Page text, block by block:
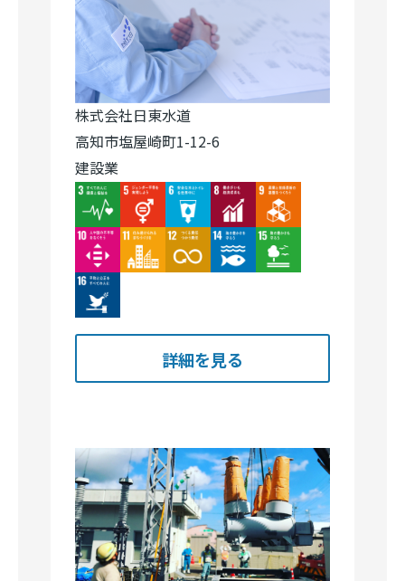
株式会社日東水道
高知市塩屋崎町1-12-6
建設業
ImageImageImageImageImage
ImageImageImage Image
Image
詳細を見る
有限会社FEC
高知市長浜1608-3
建設業